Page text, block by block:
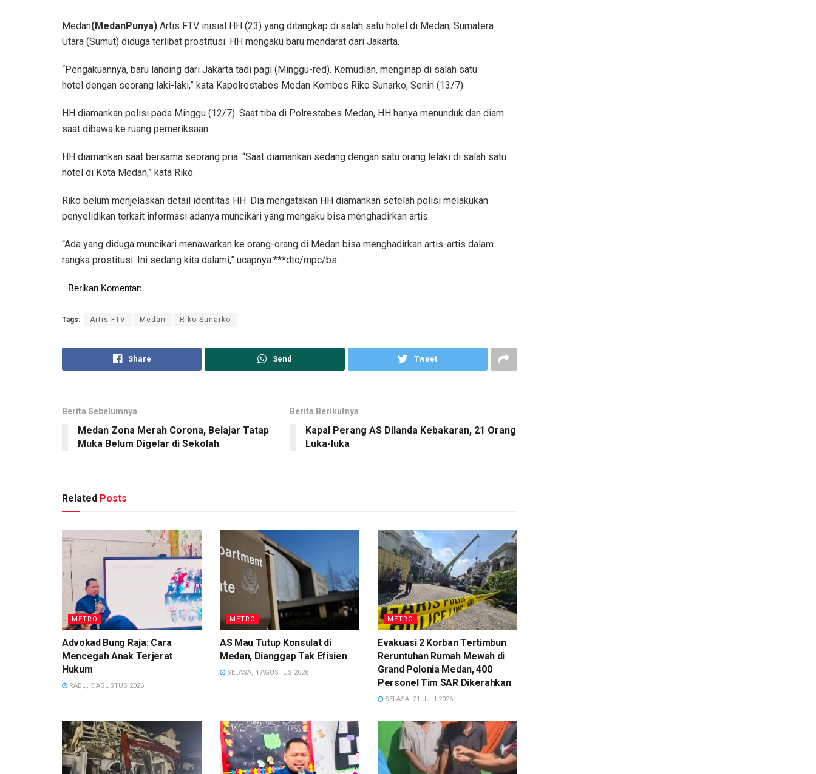
Medan(MedanPunya) Artis FTV inisial HH (23) yang ditangkap di salah satu hotel di Medan, Sumatera
Utara (Sumut) diduga terlibat prostitusi. HH mengaku baru mendarat dari Jakarta.
“Pengakuannya, baru landing dari Jakarta tadi pagi (Minggu-red). Kemudian, menginap di salah satu
hotel dengan seorang laki-laki,” kata Kapolrestabes Medan Kombes Riko Sunarko, Senin (13/7).
HH diamankan polisi pada Minggu (12/7). Saat tiba di Polrestabes Medan, HH hanya menunduk dan diam
saat dibawa ke ruang pemeriksaan.
HH diamankan saat bersama seorang pria. “Saat diamankan sedang dengan satu orang lelaki di salah satu
hotel di Kota Medan,” kata Riko.
Riko belum menjelaskan detail identitas HH. Dia mengatakan HH diamankan setelah polisi melakukan
penyelidikan terkait informasi adanya muncikari yang mengaku bisa menghadirkan artis.
“Ada yang diduga muncikari menawarkan ke orang-orang di Medan bisa menghadirkan artis-artis dalam
rangka prostitusi. Ini sedang kita dalami,” ucapnya.***dtc/mpc/bs
Berikan Komentar:
Tags: Artis FTV Medan Riko Sunarko
Share Send Tweet
Berita Sebelumnya
Medan Zona Merah Corona, Belajar Tatap
Muka Belum Digelar di Sekolah
Berita Berikutnya
Kapal Perang AS Dilanda Kebakaran, 21 Orang
Luka-luka
Related Posts
METRO
Advokad Bung Raja: Cara
Mencegah Anak Terjerat
Hukum
RABU, 5 AGUSTUS 2026
METRO
AS Mau Tutup Konsulat di
Medan, Dianggap Tak Efisien
SELASA, 4 AGUSTUS 2026
METRO
Evakuasi 2 Korban Tertimbun
Reruntuhan Rumah Mewah di
Grand Polonia Medan, 400
Personel Tim SAR Dikerahkan
SELASA, 21 JULI 2026